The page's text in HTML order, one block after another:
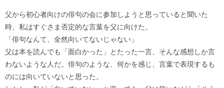
父から初心者向けの俳句の会に参加しようと思っていると聞いた
時、私はすぐさま否定的な言葉を父に向けた。
「俳句なんて、全然向いてないじゃない」
父は本を読んでも「面白かった」とたった一言、そんな感想しか言
わないような人だ。俳句のような、何かを感じ、言葉で表現するも
のには向いていないと思った。